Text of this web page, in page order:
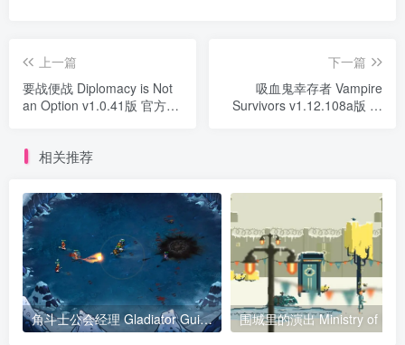
上一篇
要战便战 Diplomacy is Not
an Option v1.0.41版 官方中
下一篇
吸血鬼幸存者 Vampire
Survivors v1.12.108a版 集
相关推荐
角斗士公会经理 Gladiator Guild Manager